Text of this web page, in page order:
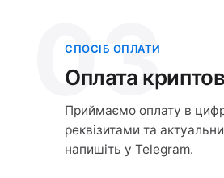
03
СПОСІБ ОПЛАТИ
Оплата
Приймаємо оплату в
реквізитами та
напишіть у Telegram.